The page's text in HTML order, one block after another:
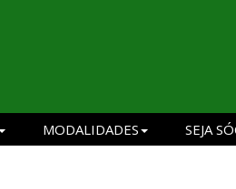
MODALIDADES SEJA